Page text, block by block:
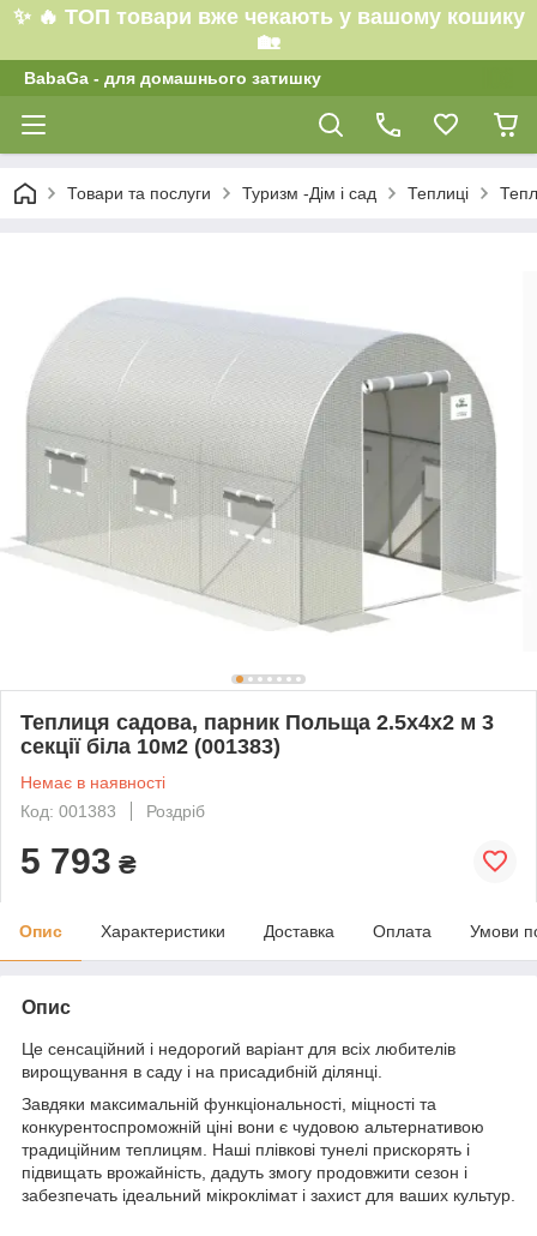
✨ 🔥 ТОП товари вже чекають у вашому кошику
🏡
BabaGa - для домашнього затишку
Товари та послуги Туризм -Дім і сад Теплиці
Теплиця садова, парник Польща 2.5x4x2 м 3
секції біла 10м2 (001383)
Немає в наявності
Код: 001383
Роздріб
5 793 ₴
Опис Характеристики Доставка Оплата Умови
Опис
Це сенсаційний і недорогий варіант для всіх любителів
вирощування в саду і на присадибній ділянці.
Завдяки максимальній функціональності, міцності та
конкурентоспроможній ціні вони є чудовою альтернативою
традиційним теплицям. Наші плівкові тунелі прискорять і
підвищать врожайність, дадуть змогу продовжити сезон і
забезпечать ідеальний мікроклімат і захист для ваших культур.